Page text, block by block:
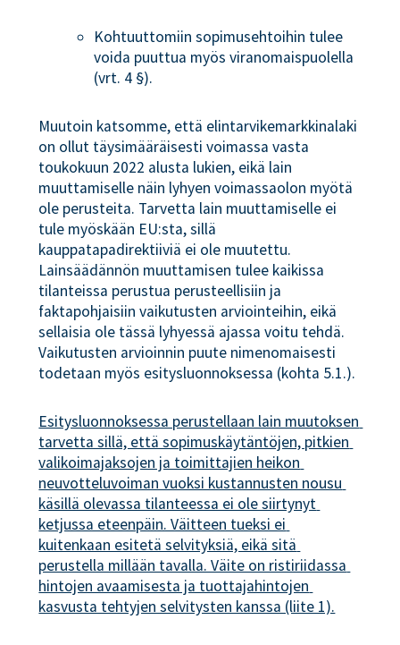
Kohtuuttomiin sopimusehtoihin tulee
voida puuttua myös viranomaispuolella
(vrt. 4 §).
Muutoin katsomme, että elintarvikemarkkinalaki
on ollut täysimääräisesti voimassa vasta
toukokuun 2022 alusta lukien, eikä lain
muuttamiselle näin lyhyen voimassaolon myötä
ole perusteita. Tarvetta lain muuttamiselle ei
tule myöskään EU:sta, sillä
kauppatapadirektiiviä ei ole muutettu.
Lainsäädännön muuttamisen tulee kaikissa
tilanteissa perustua perusteellisiin ja
faktapohjaisiin vaikutusten arviointeihin, eikä
sellaisia ole tässä lyhyessä ajassa voitu tehdä.
Vaikutusten arvioinnin puute nimenomaisesti
todetaan myös esitysluonnoksessa (kohta 5.1.).
Esitysluonnoksessa perustellaan lain muutoksen
tarvetta sillä, että sopimuskäytäntöjen, pitkien
valikoimajaksojen ja toimittajien heikon
neuvotteluvoiman vuoksi kustannusten nousu
käsillä olevassa tilanteessa ei ole siirtynyt
ketjussa eteenpäin. Väitteen tueksi ei
kuitenkaan esitetä selvityksiä, eikä sitä
perustella millään tavalla. Väite on ristiriidassa
hintojen avaamisesta ja tuottajahintojen
kasvusta tehtyjen selvitysten kanssa (liite 1).